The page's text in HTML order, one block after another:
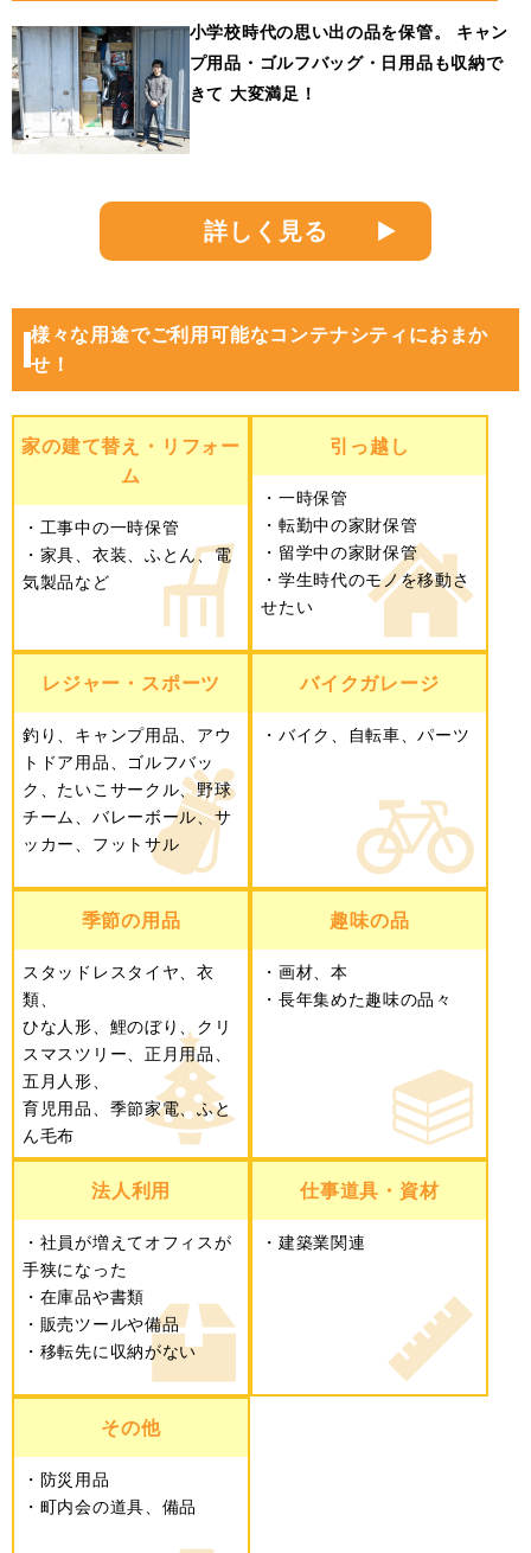
小学校時代の思い出の品を保管。
キャン
プ用品・ゴルフバッグ・日用品も収納で
きて 大変満足！
詳しく見る
様々な用途でご利用可能なコンテナシティにおまか
せ！
家の建て替え・リフォー
ム
工事中の一時保管
家具、衣装、ふとん、電
気製品など
引っ越し
一時保管
転勤中の家財保管
留学中の家財保管
学生時代のモノを移動さ
せたい
レジャー・スポーツ
釣り、キャンプ用品、アウ
トドア用品、ゴルフバッ
ク、たいこサークル、野球
チーム、バレーボール、サ
ッカー、フットサル
バイクガレージ
バイク、自転車、パーツ
季節の用品
スタッドレスタイヤ、衣
類、
ひな人形、鯉のぼり、クリ
スマスツリー、正月用品、
五月人形、
育児用品、季節家電、ふと
ん毛布
趣味の品
画材、本
長年集めた趣味の品々
法人利用
社員が増えてオフィスが
手狭になった
在庫品や書類
販売ツールや備品
移転先に収納がない
仕事道具・資材
建築業関連
その他
防災用品
町内会の道具、備品